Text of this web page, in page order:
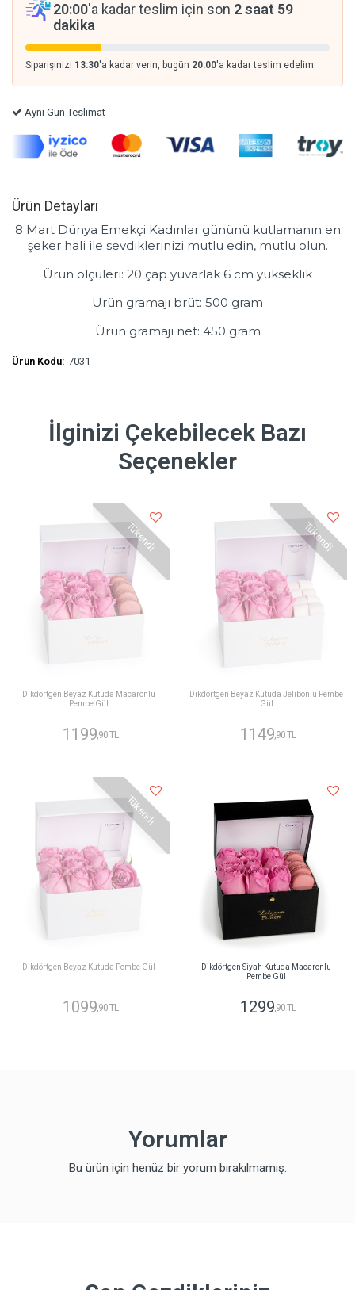
20:00'a kadar teslim için son 2 saat 59
dakika
Siparişinizi 13:30'a kadar verin, bugün 20:00'a kadar teslim edelim.
Aynı Gün Teslimat
Ürün Detayları
8 Mart Dünya Emekçi Kadınlar gününü kutlamanın en
şeker hali ile sevdiklerinizi mutlu edin, mutlu olun.
Ürün ölçüleri: 20 çap yuvarlak 6 cm yükseklik
Ürün gramajı brüt: 500 gram
Ürün gramajı net: 450 gram
Ürün Kodu: 7031
İlginizi Çekebilecek Bazı
Seçenekler
Tükendi
Dikdörtgen Beyaz Kutuda Macaronlu
Pembe Gül
1199 ,90 TL
Tükendi
Dikdörtgen Beyaz Kutuda Jelibonlu Pembe
Gül
1149 ,90 TL
Tükendi
Dikdörtgen Beyaz Kutuda Pembe Gül
1099,90 TL
Dikdörtgen Siyah Kutuda Macaronlu
Pembe Gül
1299,90 TL
Yorumlar
Bu ürün için henüz bir yorum bırakılmamış.